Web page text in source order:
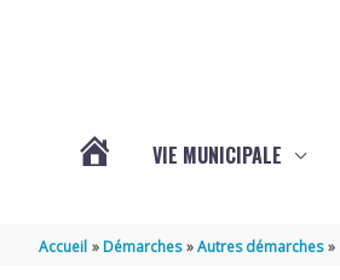
VIE MUNICIPALE
Accueil Démarches Autres démarches